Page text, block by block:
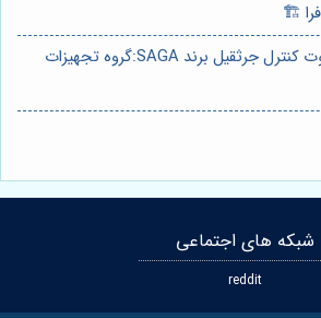
🏗️
ویژگی‌های ریموت کنترل جرثقیل برند SAGA:گروه تجهیزات
شبکه های اجتماعی
reddit